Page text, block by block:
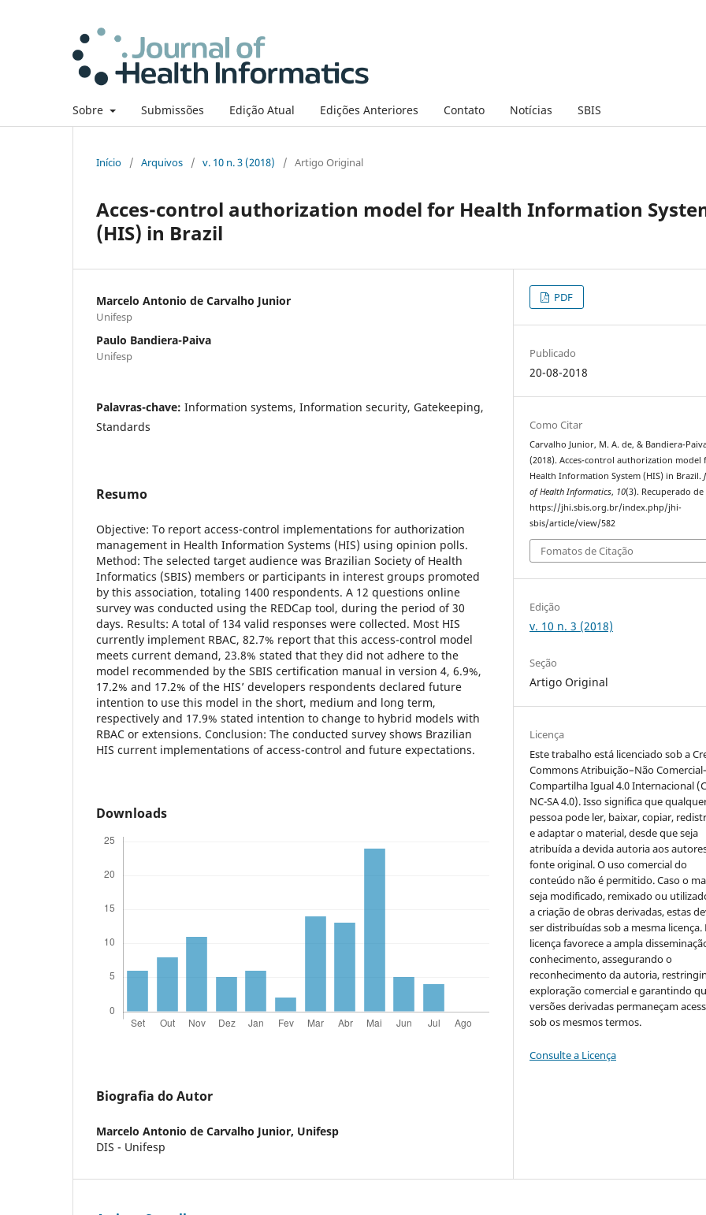
Sobre Submissões Edição Atual Edições Anteriores Contato Notícias SBIS
Início / Arquivos / v. 10 n. 3 (2018) / Artigo Original
Acces-control authorization model for Health Information
(HIS) in Brazil
Marcelo Antonio de Carvalho Junior
Unifesp
Paulo Bandiera-Paiva
Unifesp
Palavras-chave: Information systems, Information security, Gatekeeping,
Standards
Resumo
Objective: To report access-control implementations for authorization
management in Health Information Systems (HIS) using opinion polls.
Method: The selected target audience was Brazilian Society of Health
Informatics (SBIS) members or participants in interest groups promoted
by this association, totaling 1400 respondents. A 12 questions online
survey was conducted using the REDCap tool, during the period of 30
days. Results: A total of 134 valid responses were collected. Most HIS
currently implement RBAC, 82.7% report that this access-control model
meets current demand, 23.8% stated that they did not adhere to the
model recommended by the SBIS certification manual in version 4, 6.9%,
17.2% and 17.2% of the HIS’ developers respondents declared future
intention to use this model in the short, medium and long term,
respectively and 17.9% stated intention to change to hybrid models with
RBAC or extensions. Conclusion: The conducted survey shows Brazilian
HIS current implementations of access-control and future expectations.
Downloads
Biografia do Autor
Marcelo Antonio de Carvalho Junior, Unifesp
DIS - Unifesp
PDF
Publicado
20-08-2018
Como Citar
Carvalho Junior, M. A. de, & Bandiera-
(2018). Acces-control authorization model
Health Information System (HIS) in Brazil.
of Health Informatics, 10(3). Recuperado de
https://jhi.sbis.org.br/index.php/jhi-
sbis/article/view/582
Fomatos de Citação
Edição
v. 10 n. 3 (2018)
Seção
Artigo Original
Licença
Este trabalho está licenciado sob a
Commons Atribuição–Não
Compartilha Igual 4.0 Internacional
NC-SA 4.0). Isso significa que
pessoa pode ler, baixar, copiar,
e adaptar o material, desde que seja
atribuída a devida autoria aos
fonte original. O uso comercial do
conteúdo não é permitido. Caso o
seja modificado, remixado ou
a criação de obras derivadas, estas
ser distribuídas sob a mesma licença.
licença favorece a ampla
conhecimento, assegurando o
reconhecimento da autoria,
exploração comercial e garantindo
versões derivadas permaneçam
sob os mesmos termos.
Consulte a Licença